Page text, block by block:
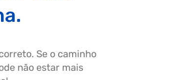
Se o caminho
não estar mais